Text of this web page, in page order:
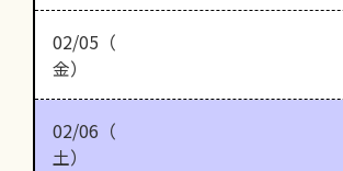
02/05（
金）
02/06（
土）